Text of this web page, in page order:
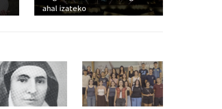
ahal izateko